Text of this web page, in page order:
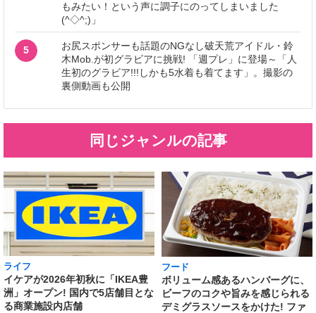
もみたい！という声に調子にのってしまいました
(^◇^;)」
5
お尻スポンサーも話題のNGなし破天荒アイドル・鈴
木Mob.が初グラビアに挑戦! 「週プレ」に登場～「人
生初のグラビア!!!しかも5水着も着てます」。撮影の
裏側動画も公開
同じジャンルの記事
ライフ
イケアが2026年初秋に「IKEA豊
洲」オープン! 国内で5店舗目とな
る商業施設内店舗
フード
ボリューム感あるハンバーグに、
ビーフのコクや旨みを感じられる
デミグラスソースをかけた! ファ